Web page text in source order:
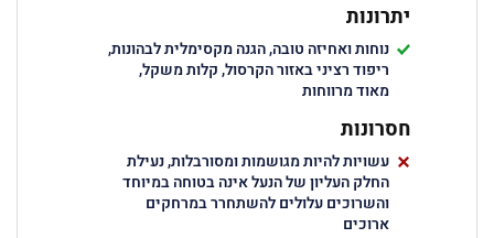
יתרונות
נוחות ואחיזה טובה, הגנה מקסימלית לבהונות,
ריפוד רציני באזור הקרסול, קלות משקל,
מאוד מרווחות
חסרונות
עשויות להיות מגושמות ומסורבלות, נעילת
החלק העליון של הנעל אינה בטוחה במיוחד
והשרוכים עלולים להשתחרר במרחקים
ארוכים